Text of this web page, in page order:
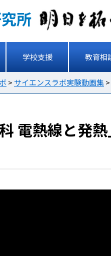
所
学校支援 教育相
> サイエンスラボ実験動画集>
電熱線と発